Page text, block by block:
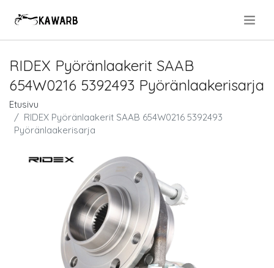
RIDEX Pyöränlaakerit SAAB
654W0216 5392493 Pyöränlaakerisarja
Etusivu
RIDEX Pyöränlaakerit SAAB 654W0216 5392493
Pyöränlaakerisarja